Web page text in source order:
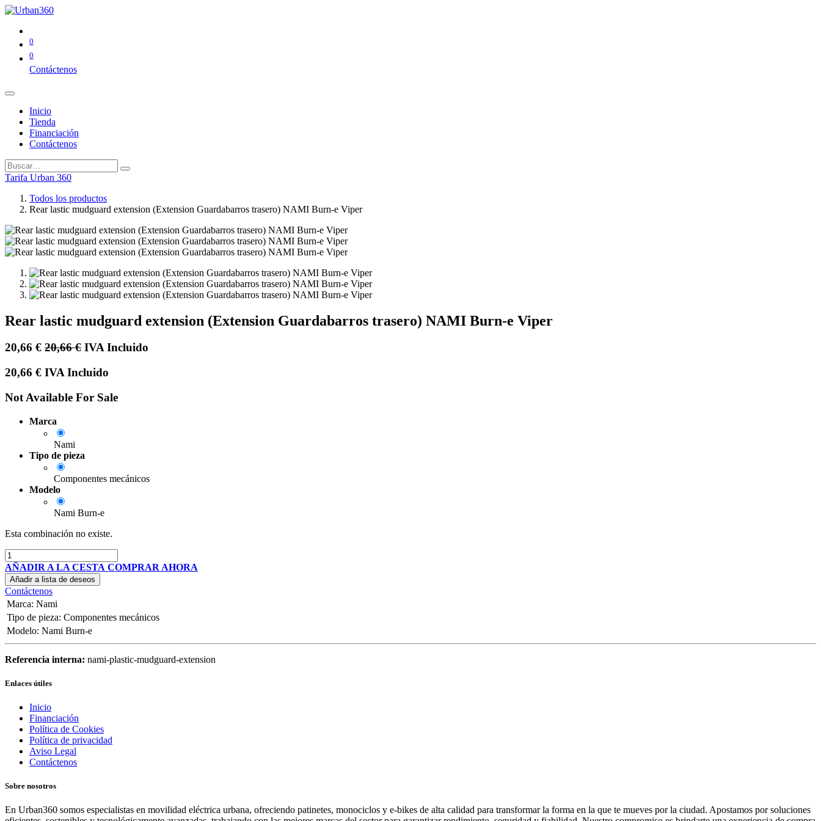
0
0
Contáctenos
Inicio
Tienda
Financiación
Contáctenos
Tarifa Urban 360
Todos los productos
Rear lastic mudguard extension (Extension Guardabarros trasero) NAMI Burn-e Viper
Rear lastic mudguard extension (Extension Guardabarros trasero) NAMI Burn-e Viper
20,66 € 20,66€ IVA Incluido
20,66 € IVA Incluido
Not Available For Sale
Marca
Nami
Tipo de pieza
Componentes mecánicos
Modelo
Nami Burn-e
Esta combinación no existe.
AÑADIR A LA CESTA COMPRAR AHORA
Añadir a lista de deseos
Contáctenos
Marca: Nami
Tipo de pieza: Componentes mecánicos
Modelo: Nami Burn-e
Referencia interna: nami-plastic-mudguard-extension
Enlaces útiles
Inicio
Financiación
Política de Cookies
Política de privacidad
Aviso Legal
Contáctenos
Sobre nosotros
En Urban360 somos especialistas en movilidad eléctrica urbana, ofreciendo patinetes, monociclos y e-bikes de alta calidad para transformar la forma en la que te mueves por la ciudad. Apostamos por soluciones